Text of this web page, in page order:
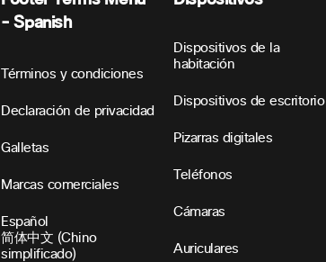
- Spanish
Términos y condiciones
Declaración de privacidad
Galletas
Marcas comerciales
Español
简体中文 (Chino
simplificado)
Dispositivos de la
habitación
Dispositivos de escritorio
Pizarras digitales
Teléfonos
Cámaras
Auriculares